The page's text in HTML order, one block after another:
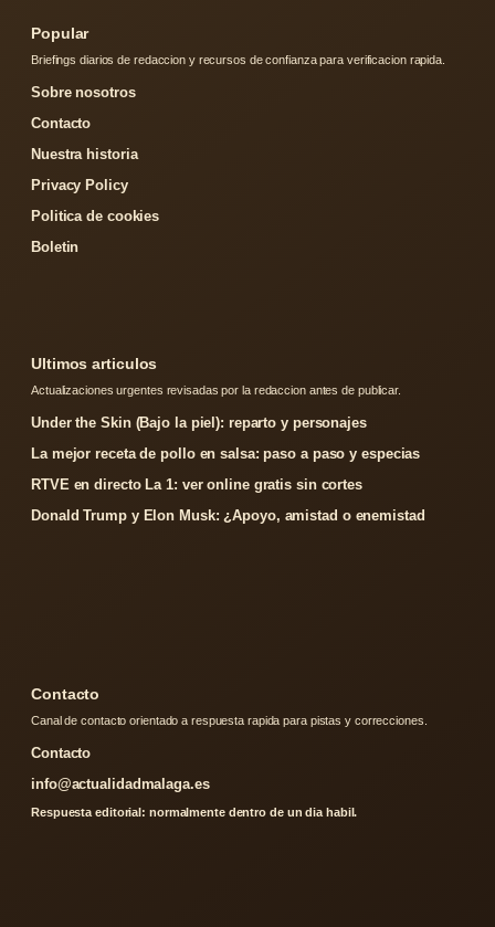
Popular
Briefings diarios de redaccion y recursos de confianza para verificacion rapida.
Sobre nosotros
Contacto
Nuestra historia
Privacy Policy
Politica de cookies
Boletin
Ultimos articulos
Actualizaciones urgentes revisadas por la redaccion antes de publicar.
Under the Skin (Bajo la piel): reparto y personajes
La mejor receta de pollo en salsa: paso a paso y especias
RTVE en directo La 1: ver online gratis sin cortes
Donald Trump y Elon Musk: ¿Apoyo, amistad o enemistad
Contacto
Canal de contacto orientado a respuesta rapida para pistas y correcciones.
Contacto
info@actualidadmalaga.es
Respuesta editorial: normalmente dentro de un dia habil.